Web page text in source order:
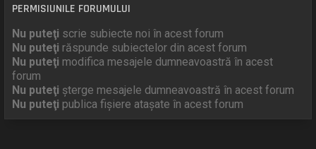
PERMISIUNILE FORUMULUI
Nu puteţi scrie subiecte noi în acest forum
Nu puteţi răspunde subiectelor din acest forum
Nu puteţi modifica mesajele dumneavoastră în acest
forum
Nu puteţi şterge mesajele dumneavoastră în acest forum
Nu puteţi publica fişiere ataşate în acest forum